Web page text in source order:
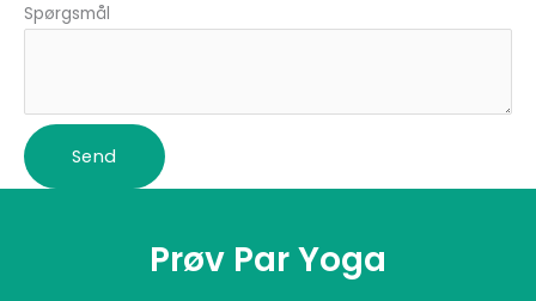
Spørgsmål
Send
Prøv Par Yoga